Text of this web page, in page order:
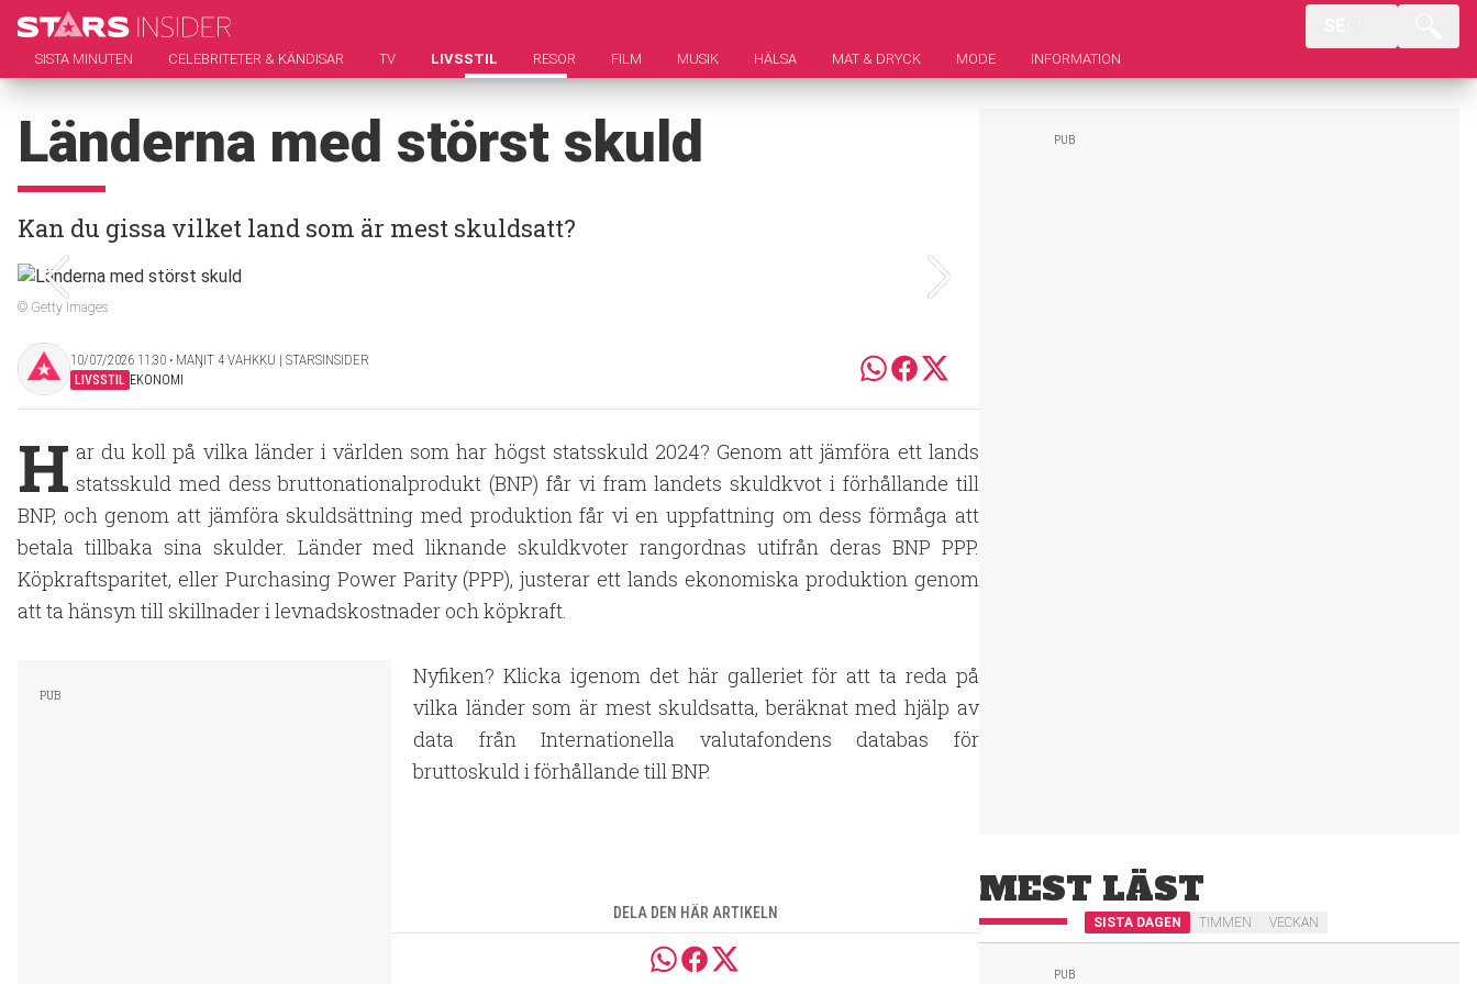
SISTA MINUTEN CELEBRITETER & KÄNDISAR TV LIVSSTIL RESOR FILM MUSIK HÄLSA MAT & DRYCK MODE INFORMATION
Länderna med störst skuld
Kan du gissa vilket land som är mest skuldsatt?
© Getty Images
10/07/2026 11:30 ‧ MAŊIT 4 VAHKKU | STARSINSIDER
LIVSSTIL EKONOMI
H ar du koll på vilka länder i världen som har högst statsskuld 2024? Genom att jämföra ett lands
statsskuld med dess bruttonationalprodukt (BNP) får vi fram landets skuldkvot i förhållande till
BNP, och genom att jämföra skuldsättning med produktion får vi en uppfattning om dess förmåga att
betala tillbaka sina skulder. Länder med liknande skuldkvoter rangordnas utifrån deras BNP PPP.
Köpkraftsparitet, eller Purchasing Power Parity (PPP), justerar ett lands ekonomiska produktion genom
att ta hänsyn till skillnader i levnadskostnader och köpkraft.
Nyfiken? Klicka igenom det här galleriet för att ta reda på
vilka länder som är mest skuldsatta, beräknat med hjälp av
data från Internationella valutafondens databas för
bruttoskuld i förhållande till BNP.
DELA DEN HÄR ARTIKELN
MEST LÄST
SISTA DAGEN TIMMEN VECKAN